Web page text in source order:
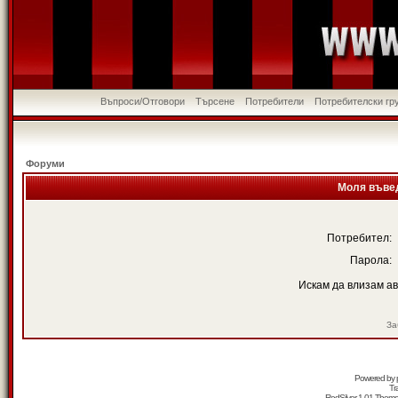
Въпроси/Отговори Търсене Потребители Потребителски
Форуми
Моля
Потребител:
Парола:
Искам да влизам
Powered by